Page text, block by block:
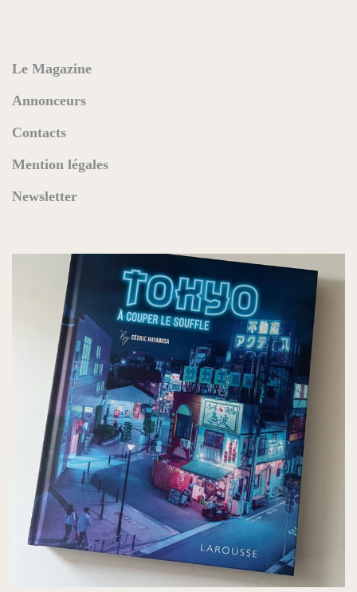
Le Magazine
Annonceurs
Contacts
Mention légales
Newsletter